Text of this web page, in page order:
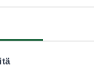
Ivalon